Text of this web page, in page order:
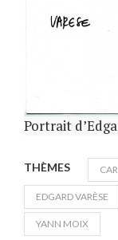
Portrait
THÈMES
EDGARD VARÈSE
YANN MOIX